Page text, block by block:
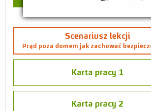
Scenariusz lekcji
Prąd poza domem jak zachować
Karta pracy 1
Karta pracy 2